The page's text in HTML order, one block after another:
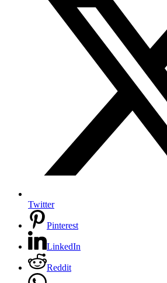
Twitter
Pinterest
LinkedIn
Reddit